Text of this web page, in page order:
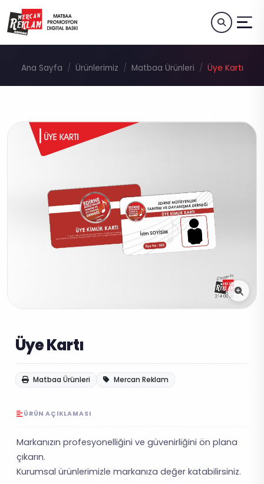
Ana Sayfa Ürünlerimiz Matbaa Ürünleri Üye Kartı
Üye Kartı
Matbaa Ürünleri Mercan Reklam
ÜRÜN AÇIKLAMASI
Markanızın profesyonelliğini ve güvenirliğini ön plana
çıkarın.
Kurumsal ürünlerimizle markanıza değer katabilirsiniz.